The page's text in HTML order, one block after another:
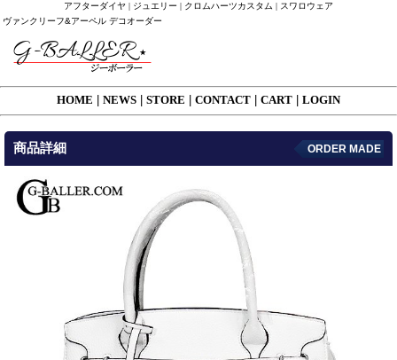
アフターダイヤ | ジュエリー | クロムハーツカスタム | スワロウェア
ヴァンクリーフ&アーペル デコオーダー
HOME NEWS STORE CONTACT CART LOGIN
商品詳細 ORDER MADE